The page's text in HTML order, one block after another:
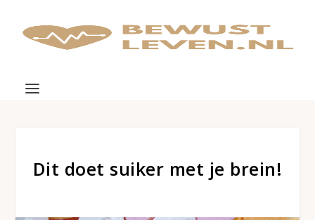
Dit doet suiker met je brein!